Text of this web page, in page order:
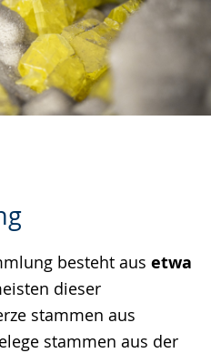
besteht aus etwa
dieser
stammen aus
stammen aus der